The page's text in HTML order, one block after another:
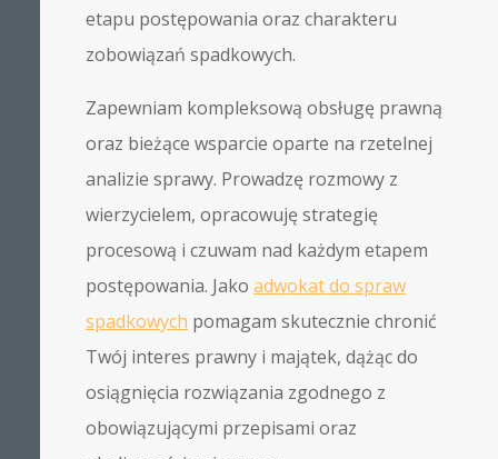
etapu postępowania oraz charakteru
zobowiązań spadkowych.
Zapewniam kompleksową obsługę prawną
oraz bieżące wsparcie oparte na rzetelnej
analizie sprawy. Prowadzę rozmowy z
wierzycielem, opracowuję strategię
procesową i czuwam nad każdym etapem
postępowania. Jakoadwokat do spraw
spadkowych pomagam skutecznie chronić
Twój interes prawny i majątek, dążąc do
osiągnięcia rozwiązania zgodnego z
obowiązującymi przepisami oraz